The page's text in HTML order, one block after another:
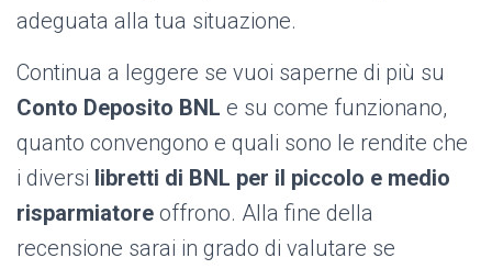
adeguata alla tua situazione.
Continua a leggere se vuoi saperne di più su
Conto Deposito BNL e su come funzionano,
quanto convengono e quali sono le rendite che
i diversi libretti di BNL per il piccolo e medio
risparmiatore offrono. Alla fine della
recensione sarai in grado di valutare se